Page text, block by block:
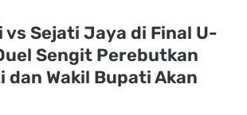
vs Sejati Jaya di Final U-
Sengit Perebutkan
dan Wakil Bupati Akan